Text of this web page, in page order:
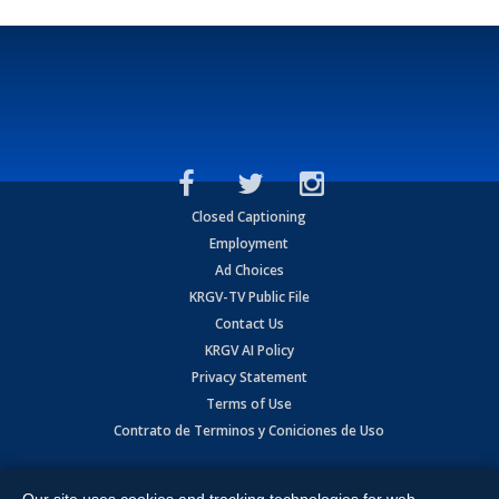
Closed Captioning
Employment
Ad Choices
KRGV-TV Public File
Contact Us
KRGV AI Policy
Privacy Statement
Terms of Use
Contrato de Terminos y Coniciones de Uso